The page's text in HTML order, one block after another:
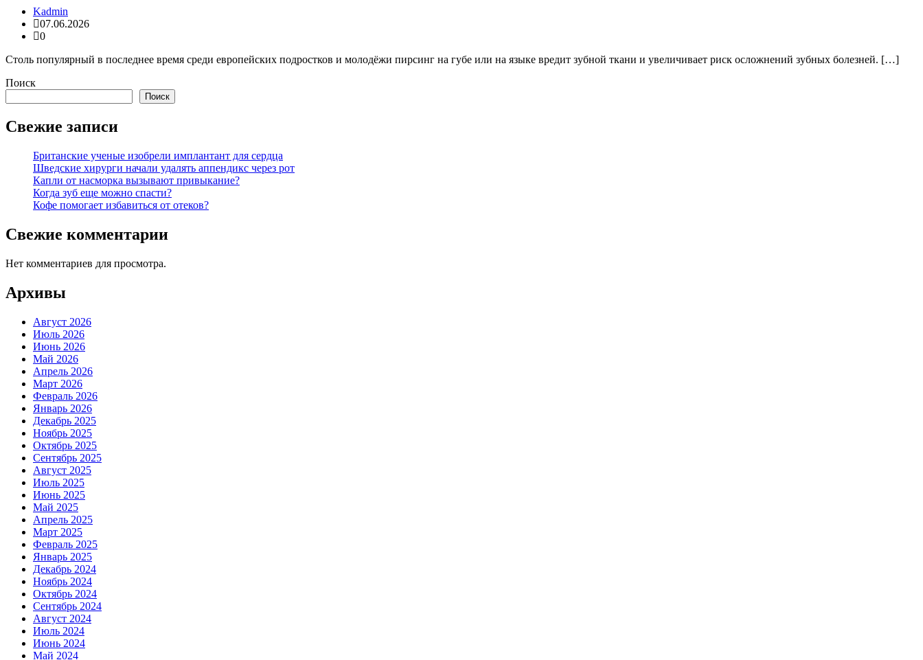
Kadmin
07.06.2026
0
Столь популярный в последнее время среди европейских подростков и молодёжи пирсинг на губе или на языке вредит зубной ткани и увеличивает риск осложнений зубных болезней. […]
Поиск
Поиск
Свежие записи
Британские ученые изобрели имплантант для сердца
Шведские хирурги начали удалять аппендикс через рот
Капли от насморка вызывают привыкание?
Когда зуб еще можно спасти?
Кофе помогает избавиться от отеков?
Свежие комментарии
Нет комментариев для просмотра.
Архивы
Август 2026
Июль 2026
Июнь 2026
Май 2026
Апрель 2026
Март 2026
Февраль 2026
Январь 2026
Декабрь 2025
Ноябрь 2025
Октябрь 2025
Сентябрь 2025
Август 2025
Июль 2025
Июнь 2025
Май 2025
Апрель 2025
Март 2025
Февраль 2025
Январь 2025
Декабрь 2024
Ноябрь 2024
Октябрь 2024
Сентябрь 2024
Август 2024
Июль 2024
Июнь 2024
Май 2024